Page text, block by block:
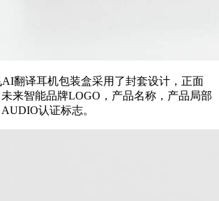
翻译耳机包装盒采用了封套设计，正面
来智能品牌LOGO，产品名称，产品局部
认证标志。